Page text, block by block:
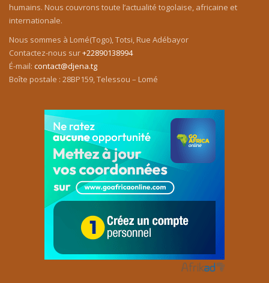
humains. Nous couvrons toute l’actualité togolaise, africaine et
internationale.
Nous sommes à Lomé(Togo), Totsi, Rue Adébayor
Contactez-nous sur+22890138994
É-mail: contact@djena.tg
Boîte postale : 28BP159, Telessou – Lomé